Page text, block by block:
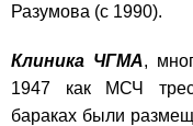
Разумова (с 1990).
Клиника ЧГМА,
1947 как МСЧ
бараках были